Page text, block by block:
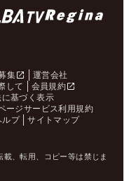
集
運営会社
して
会員規約
基づく表示
ージサービス利用規約
ルプ サイトマップ
、転用、コピー等は禁じま